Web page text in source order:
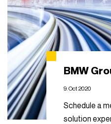
BMW
9. Oct 2020
Schedule a
solution